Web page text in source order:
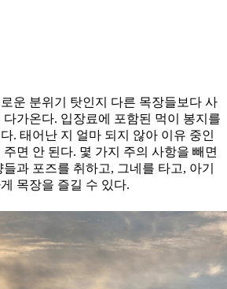
운 분위기 탓인지 다른 목장들보다 사
가온다. 입장료에 포함된 먹이 봉지를
. 태어난 지 얼마 되지 않아 이유 중인
면 안 된다. 몇 가지 주의 사항을 빼면
과 포즈를 취하고, 그네를 타고, 아기
목장을 즐길 수 있다.